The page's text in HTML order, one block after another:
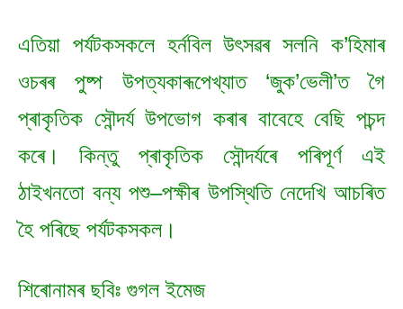
এতিয়া পৰ্যটকসকলে হৰ্নবিল উৎসৱৰ সলনি ক’হিমাৰ
ওচৰৰ পুষ্প উপত্যকাৰূপেখ্যাত ‘জুক’ভেলী’ত গৈ
প্ৰাকৃতিক সৌন্দৰ্য উপভোগ কৰাৰ বাবেহে বেছি পচন্দ
কৰে। কিন্তু প্ৰাকৃতিক সৌন্দৰ্যৰে পৰিপূৰ্ণ এই
ঠাইখনতো বন্য পশু–পক্ষীৰ উপস্থিতি নেদেখি আচৰিত
হৈ পৰিছে পৰ্যটকসকল।
শিৰোনামৰ ছবিঃ গুগল ইমেজ